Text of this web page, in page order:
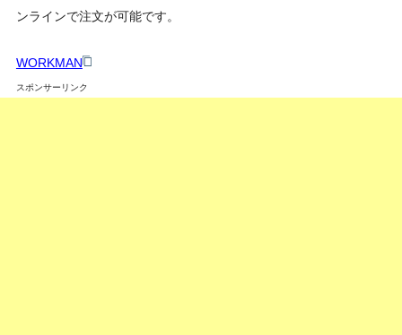
ンラインで注文が可能です。
WORKMAN
スポンサーリンク